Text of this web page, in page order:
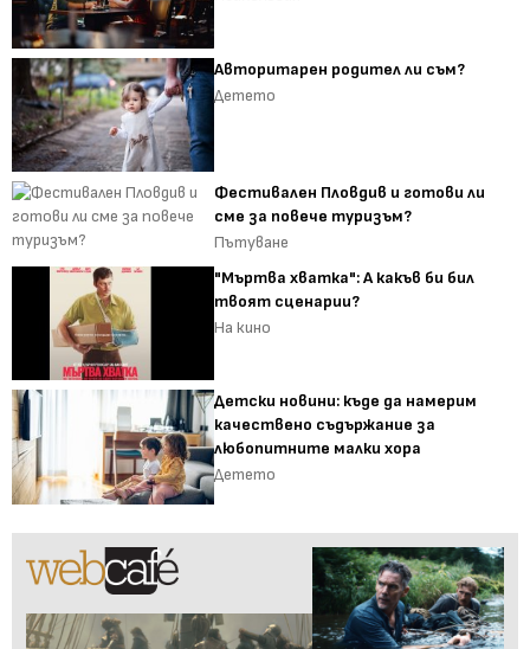
Авторитарен родител ли съм?
Детето
Фестивален Пловдив и готови ли
сме за повече туризъм?
Пътуване
"Мъртва хватка": А какъв би бил
твоят сценарии?
На кино
Детски новини: къде да намерим
качествено съдържание за
любопитните малки хора
Детето